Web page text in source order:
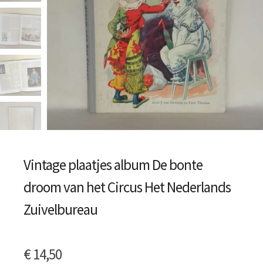
Vintage plaatjes album De bonte
droom van het Circus Het Nederlands
Zuivelbureau
€14,50